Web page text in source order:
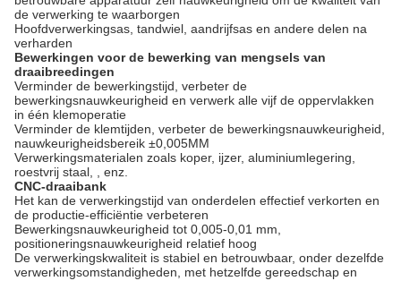
de verwerking te waarborgen
Hoofdverwerkingsas, tandwiel, aandrijfsas en andere delen na
verharden
Bewerkingen voor de bewerking van mengsels van
draaibreedingen
Verminder de bewerkingstijd, verbeter de
bewerkingsnauwkeurigheid en verwerk alle vijf de oppervlakken
in één klemoperatie
Verminder de klemtijden, verbeter de bewerkingsnauwkeurigheid,
nauwkeurigheidsbereik ±0,005MM
Verwerkingsmaterialen zoals koper, ijzer, aluminiumlegering,
roestvrij staal, , enz.
CNC-draaibank
Het kan de verwerkingstijd van onderdelen effectief verkorten en
de productie-efficiëntie verbeteren
Bewerkingsnauwkeurigheid tot 0,005-0,01 mm,
positioneringsnauwkeurigheid relatief hoog
De verwerkingskwaliteit is stabiel en betrouwbaar, onder dezelfde
verwerkingsomstandigheden, met hetzelfde gereedschap en